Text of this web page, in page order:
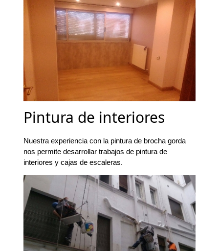
Pintura de interiores
Nuestra experiencia con la pintura de brocha gorda
nos permite desarrollar trabajos de pintura de
interiores y cajas de escaleras.